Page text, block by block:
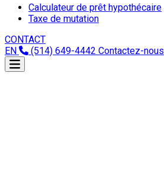
Calculateur de prêt hypothécaire
Taxe de mutation
CONTACT
EN
(514) 649-4442 Contactez-nous